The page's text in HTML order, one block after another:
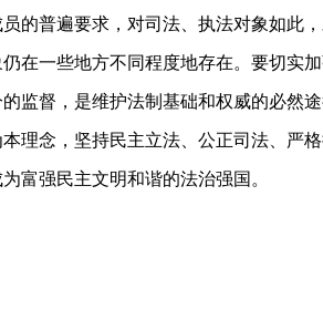
普遍要求，对司法、执法对象如此
在一些地方不同程度地存在。要切实
监督，是维护法制基础和权威的必然途
念，坚持民主立法、公正司法、严
富强民主文明和谐的法治强国。